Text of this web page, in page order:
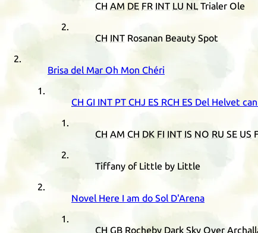
CH AM DE FR INT LU NL Trialer Ole
CH INT Rosanan Beauty Spot
Brisa del Mar Oh Mon Chéri
CH GI INT PT CHJ ES RCH ES Del Helvet
CH AM CH DK FI INT IS NO RU SE US
Tiffany of Little by Little
Novel Here I am do Sol D'Arena
CH GB Rocheby Dark Sky Over